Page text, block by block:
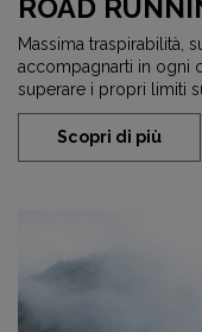
ROAD
Massima traspirabilità,
accompagnarti in ogni
superare i propri limiti
Scopri di più